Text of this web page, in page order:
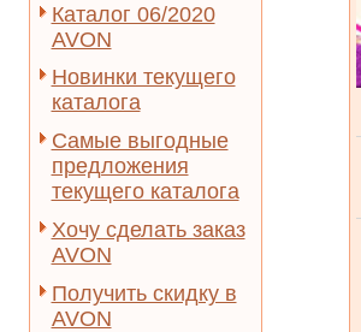
Каталог 06/2020
AVON
Новинки текущего
каталога
Самые выгодные
предложения
текущего каталога
Хочу сделать заказ
AVON
Получить скидку в
AVON